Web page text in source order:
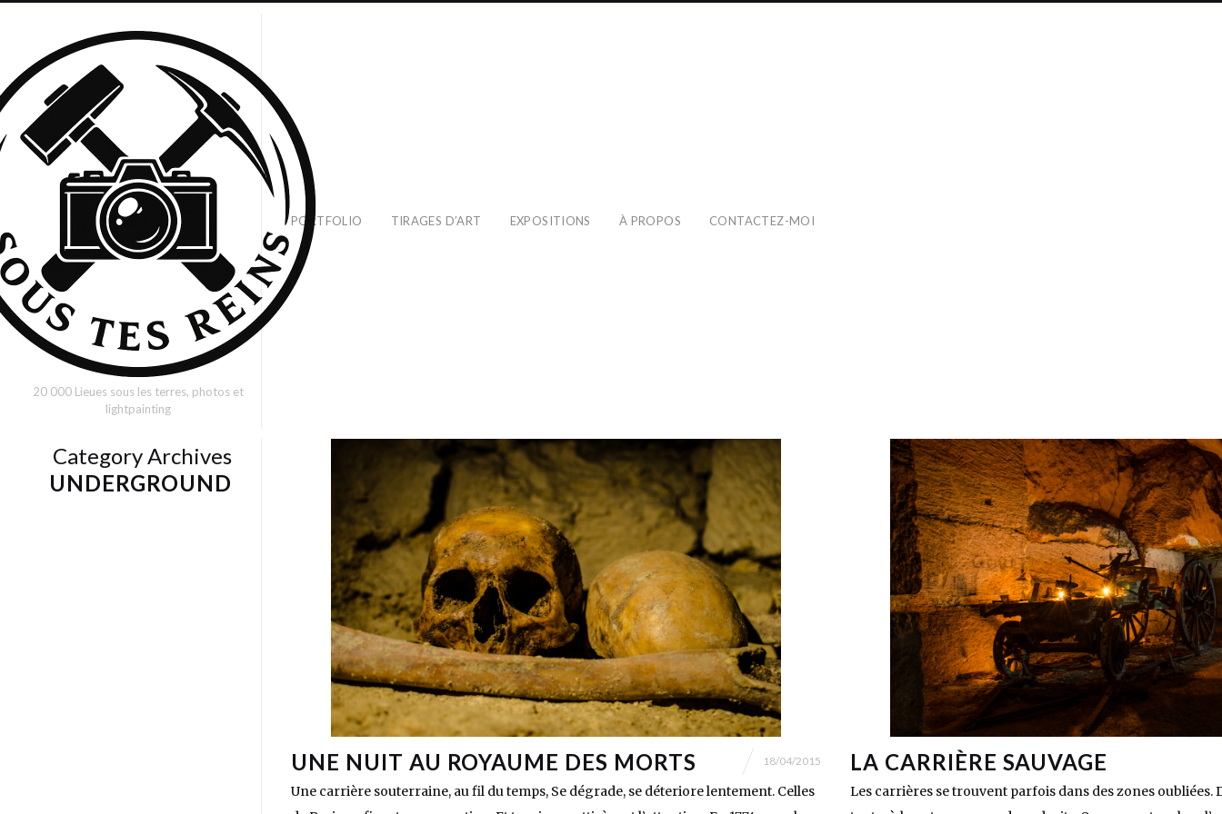
20 000 Lieues sous les terres, photos et
lightpainting
PORTFOLIO TIRAGES D’ART EXPOSITIONS À PROPOS CONTACTEZ-MOI
UNE NUIT AU ROYAUME DES MORTS 18/04/2015
Une carrière souterraine, au fil du temps, Se dégrade, se déteriore lentement. Celles
LA CARRIÈRE SAUVAGE
Les carrières se trouvent parfois dans des zones oubliées.
Category Archives
UNDERGROUND